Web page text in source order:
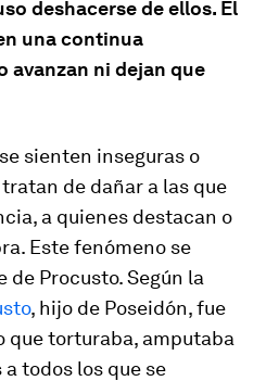
deshacerse de ellos. El
una continua
avanzan ni dejan que
sienten inseguras o
de dañar a las que
a quienes destacan o
Este fenómeno se
Procusto. Según la
, hijo de Poseidón, fue
que torturaba, amputaba
todos los que se